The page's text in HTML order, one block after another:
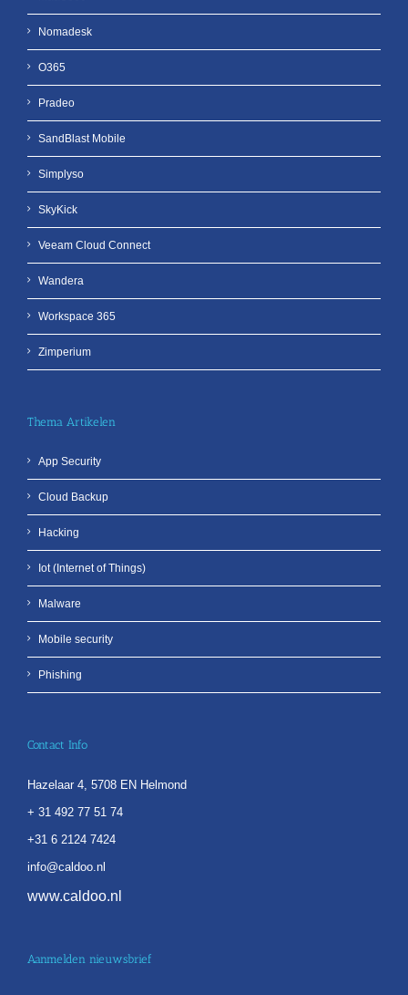
Nomadesk
O365
Pradeo
SandBlast Mobile
Simplyso
SkyKick
Veeam Cloud Connect
Wandera
Workspace 365
Zimperium
Thema Artikelen
App Security
Cloud Backup
Hacking
Iot (Internet of Things)
Malware
Mobile security
Phishing
Contact Info
Hazelaar 4, 5708 EN Helmond
+ 31 492 77 51 74
+31 6 2124 7424
info@caldoo.nl
www.caldoo.nl
Aanmelden nieuwsbrief